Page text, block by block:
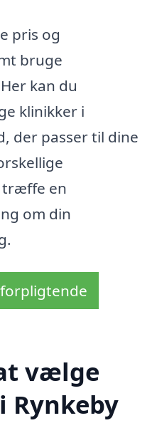
pris og
bruge
kan du
klinikker i
der passer til dine
træffe en
om din
vælge